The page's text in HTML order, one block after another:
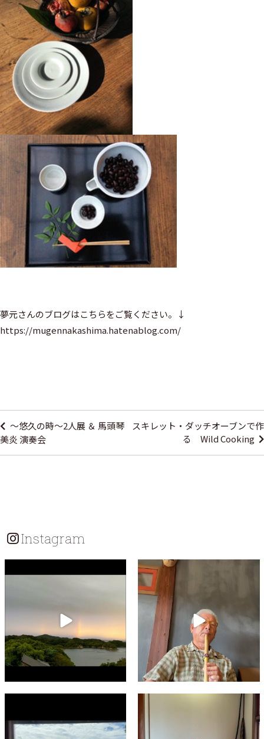
夢元さんのブログはこちらをご覧ください。↓
https://mugennakashima.hatenablog.com/
稿
ナ
ビ
ョ
～悠久の時～2人展 ＆ 馬頭琴
美炎 演奏会
スキレット・ダッチオーブンで作
る Wild Cooking
Instagram
10月 21
umikaranokaze